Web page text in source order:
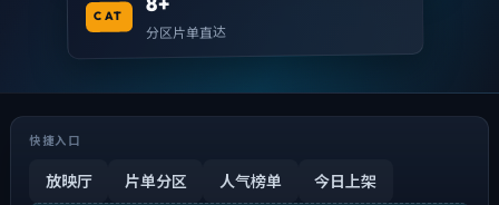
CAT
分区片单直达
快捷入口
放映厅 片单分区 人气榜单 今日上架